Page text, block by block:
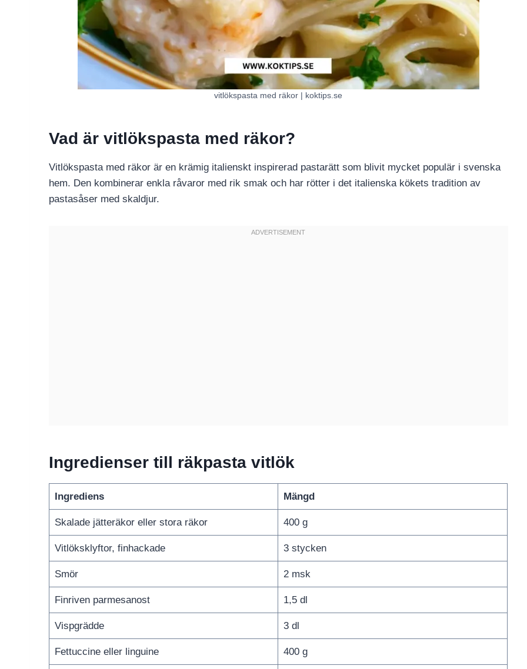
vitlökspasta med räkor | koktips.se
Vad är vitlökspasta med räkor?
Vitlökspasta med räkor är en krämig italienskt inspirerad pastarätt som blivit mycket populär i svenska
hem. Den kombinerar enkla råvaror med rik smak och har rötter i det italienska kökets tradition av
pastasåser med skaldjur.
Ingredienser till räkpasta vitlök
Ingrediens Mängd
Skalade jätteräkor eller stora räkor 400 g
Vitlöksklyftor, finhackade 3 stycken
Smör 2 msk
Finriven parmesanost 1,5 dl
Vispgrädde 3 dl
Fettuccine eller linguine 400 g